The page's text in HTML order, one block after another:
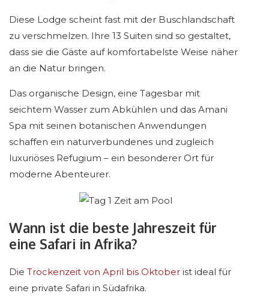
Diese Lodge scheint fast mit der Buschlandschaft
zu verschmelzen. Ihre 13 Suiten sind so gestaltet,
dass sie die Gäste auf komfortabelste Weise näher
an die Natur bringen.
Das organische Design, eine Tagesbar mit
seichtem Wasser zum Abkühlen und das Amani
Spa mit seinen botanischen Anwendungen
schaffen ein naturverbundenes und zugleich
luxuriöses Refugium – ein besonderer Ort für
moderne Abenteurer.
Wann ist die beste Jahreszeit für
eine Safari in Afrika?
Die Trockenzeit von April bis Oktober ist ideal für
eine private Safari in Südafrika.